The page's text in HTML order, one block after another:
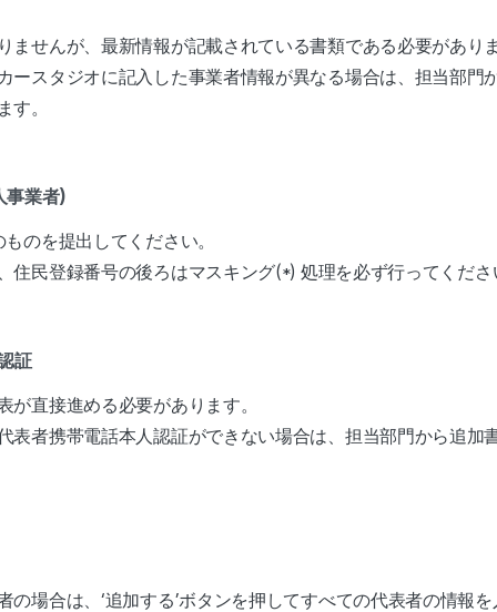
ませんが、最新情報が記載されている書類である必要があり
ースタジオに記入した事業者情報が異なる場合は、担当部門
す。
事業者)
のを提出してください。
住民登録番号の後ろはマスキング(*) 処理を必ず行ってくださ
証
が直接進める必要があります。
表者携帯電話本人認証ができない場合は、担当部門から追加
の場合は、‘追加する’ボタンを押してすべての代表者の情報